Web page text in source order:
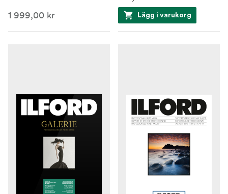
1 999,00 kr Lägg i varukorg